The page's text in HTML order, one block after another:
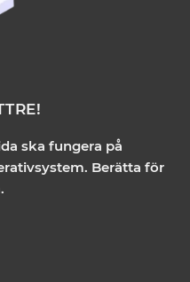
ska fungera på
Berätta för